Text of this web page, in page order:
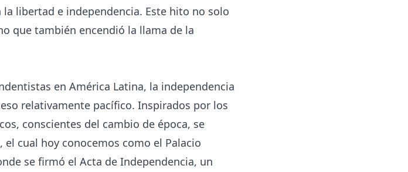
libertad e independencia. Este hito no solo
que también encendió la llama de la
en América Latina, la independencia
relativamente pacífico. Inspirados por los
conscientes del cambio de época, se
cual hoy conocemos como el Palacio
se firmó el Acta de Independencia, un